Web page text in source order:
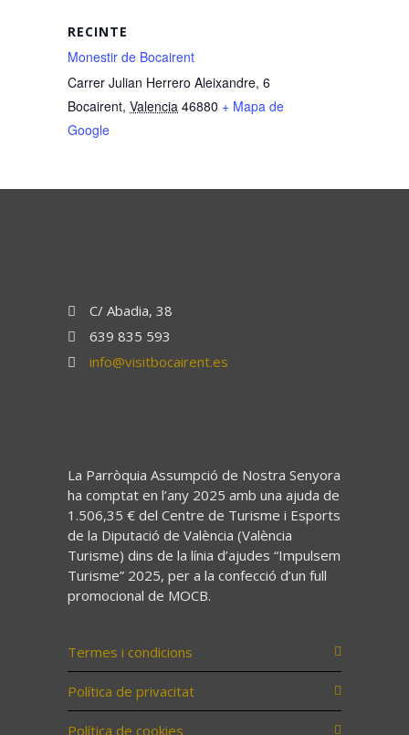
RECINTE
Monestir de Bocairent
Carrer Julian Herrero Aleixandre, 6
Bocairent, Valencia 46880 + Mapa de
Google
C/ Abadia, 38
639 835 593
info@visitbocairent.es
La Parròquia Assumpció de Nostra Senyora
ha comptat en l’any 2025 amb una ajuda de
1.506,35 € del Centre de Turisme i Esports
de la Diputació de València (València
Turisme) dins de la línia d’ajudes “Impulsem
Turisme” 2025, per a la confecció d’un full
promocional de MOCB.
Termes i condicions
Política de privacitat
Política de cookies